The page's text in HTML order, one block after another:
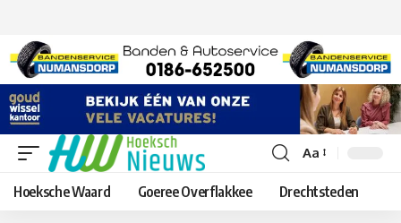
Lettergrootte
aanpassen
Aa
Hoeksche Waard Goeree Overflakkee Drechtsteden